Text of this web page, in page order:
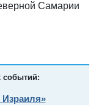
Самарии
событий:
Израиля»